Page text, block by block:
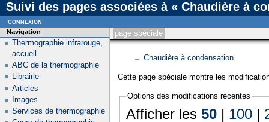
Suivi des pages associées à « Chaudière à
page spéciale
← Chaudière à condensation
Cette page spéciale montre les
Options des modifications récentes
Afficher les 50| 100|
Navigation
Thermographie infrarouge,
accueil
ABC de la thermographie
Librairie
Articles
Images
Services de thermographie
connexion